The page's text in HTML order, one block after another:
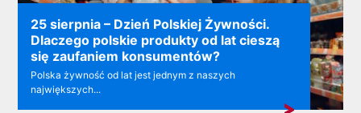
25 sierpnia – Dzień Polskiej Żywności.
Dlaczego polskie produkty od lat cieszą
się zaufaniem konsumentów?
Polska żywność od lat jest jednym z naszych
największych...